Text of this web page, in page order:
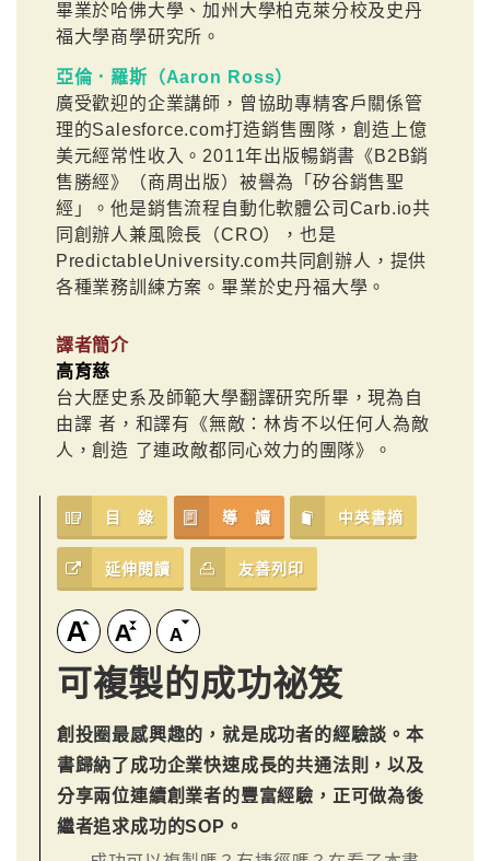
畢業於哈佛大學、加州大學柏克萊分校及史丹
福大學商學研究所。
亞倫．羅斯（Aaron Ross）
廣受歡迎的企業講師，曾協助專精客戶關係管
理的Salesforce.com打造銷售團隊，創造上億
美元經常性收入。2011年出版暢銷書《B2B銷
售勝經》（商周出版）被譽為「矽谷銷售聖
經」。他是銷售流程自動化軟體公司Carb.io共
同創辦人兼風險長（CRO），也是
PredictableUniversity.com共同創辦人，提供
各種業務訓練方案。畢業於史丹福大學。
譯者簡介
高育慈
台大歷史系及師範大學翻譯研究所畢，現為自
由譯 者，和譯有《無敵：林肯不以任何人為敵
人，創造 了連政敵都同心效力的團隊》。
目 錄 導 讀 中英書摘
延伸閱讀 友善列印
可複製的成功祕笈
創投圈最感興趣的，就是成功者的經驗談。本
書歸納了成功企業快速成長的共通法則，以及
分享兩位連續創業者的豐富經驗，正可做為後
繼者追求成功的SOP。